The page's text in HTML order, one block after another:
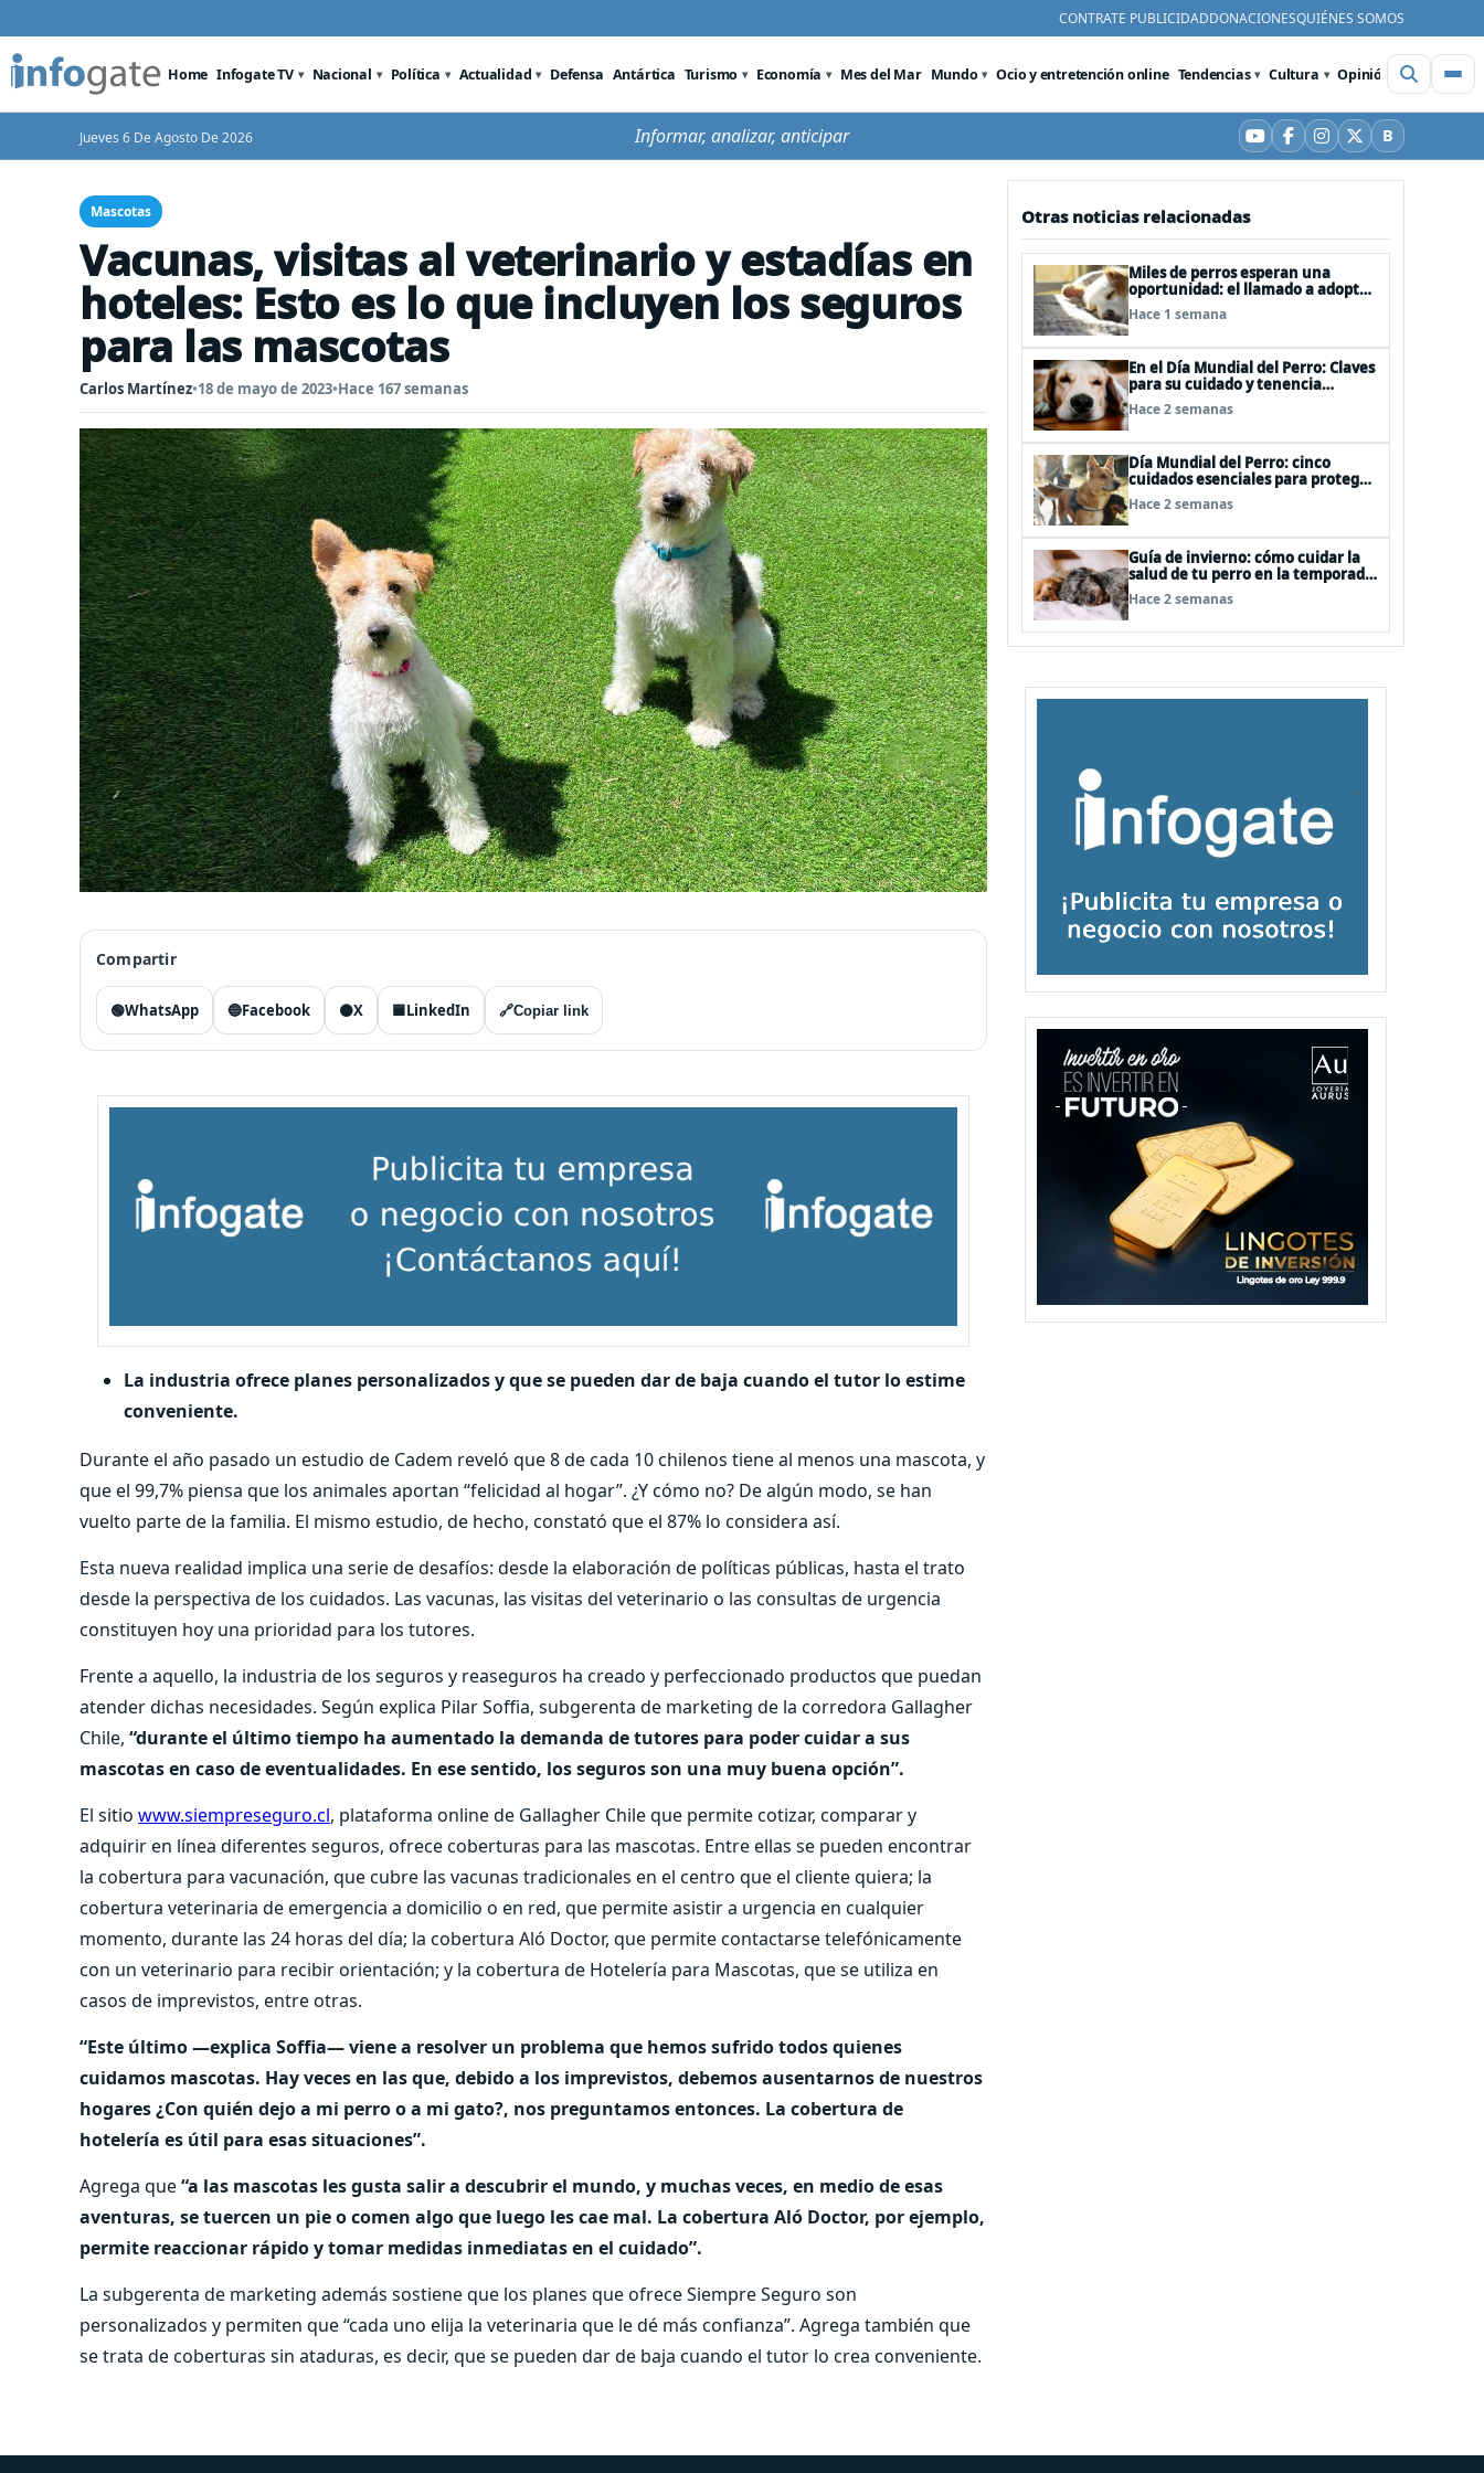
CONTRATE PUBLICIDADDONACIONESQUIÉNES SOMOS
Home Infogate TV Nacional Política Actualidad Defensa Antártica Turismo Economía Mes del Mar Mundo Ocio y entretención online Tendencias Cultura Opinión Videos
Jueves 6 De Agosto De 2026 Informar, analizar, anticipar YouTube
Facebook
Instagram
X BBluesky
Mascotas
Vacunas, visitas al veterinario y estadías en
hoteles: Esto es lo que incluyen los seguros
para las mascotas
Carlos Martínez•18 de mayo de 2023•Hace 167 semanas
Compartir
🟢WhatsApp 🔵Facebook ⚫X 🟦LinkedIn 🔗Copiar link
La industria ofrece planes personalizados y que se pueden dar de baja cuando el tutor lo estime
conveniente.
Durante el año pasado un estudio de Cadem reveló que 8 de cada 10 chilenos tiene al menos una mascota, y
que el 99,7% piensa que los animales aportan “felicidad al hogar”. ¿Y cómo no? De algún modo, se han
vuelto parte de la familia. El mismo estudio, de hecho, constató que el 87% lo considera así.
Esta nueva realidad implica una serie de desafíos: desde la elaboración de políticas públicas, hasta el trato
desde la perspectiva de los cuidados. Las vacunas, las visitas del veterinario o las consultas de urgencia
constituyen hoy una prioridad para los tutores.
Frente a aquello, la industria de los seguros y reaseguros ha creado y perfeccionado productos que puedan
atender dichas necesidades. Según explica Pilar Soffia, subgerenta de marketing de la corredora Gallagher
Chile, “durante el último tiempo ha aumentado la demanda de tutores para poder cuidar a sus
mascotas en caso de eventualidades. En ese sentido, los seguros son una muy buena opción”.
El sitio www.siempreseguro.cl, plataforma online de Gallagher Chile que permite cotizar, comparar y
adquirir en línea diferentes seguros, ofrece coberturas para las mascotas. Entre ellas se pueden encontrar
la cobertura para vacunación, que cubre las vacunas tradicionales en el centro que el cliente quiera; la
cobertura veterinaria de emergencia a domicilio o en red, que permite asistir a urgencia en cualquier
momento, durante las 24 horas del día; la cobertura Aló Doctor, que permite contactarse telefónicamente
con un veterinario para recibir orientación; y la cobertura de Hotelería para Mascotas, que se utiliza en
casos de imprevistos, entre otras.
“Este último —explica Soffia— viene a resolver un problema que hemos sufrido todos quienes
cuidamos mascotas. Hay veces en las que, debido a los imprevistos, debemos ausentarnos de nuestros
hogares ¿Con quién dejo a mi perro o a mi gato?, nos preguntamos entonces. La cobertura de
hotelería es útil para esas situaciones”.
Agrega que“a las mascotas les gusta salir a descubrir el mundo, y muchas veces, en medio de esas
aventuras, se tuercen un pie o comen algo que luego les cae mal. La cobertura Aló Doctor, por ejemplo,
permite reaccionar rápido y tomar medidas inmediatas en el cuidado”.
La subgerenta de marketing además sostiene que los planes que ofrece Siempre Seguro son
personalizados y permiten que “cada uno elija la veterinaria que le dé más confianza”. Agrega también que
se trata de coberturas sin ataduras, es decir, que se pueden dar de baja cuando el tutor lo crea conveniente.
Otras noticias relacionadas
Miles de perros esperan una
oportunidad: el llamado a adoptar
en el Día Internacional del Perro
Callejero
Hace 1 semana
En el Día Mundial del Perro: Claves
para su cuidado y tenencia
responsable
Hace 2 semanas
Día Mundial del Perro: cinco
cuidados esenciales para proteger
su salud y bienestar
Hace 2 semanas
Guía de invierno: cómo cuidar la
salud de tu perro en la temporada
más fría del año
Hace 2 semanas